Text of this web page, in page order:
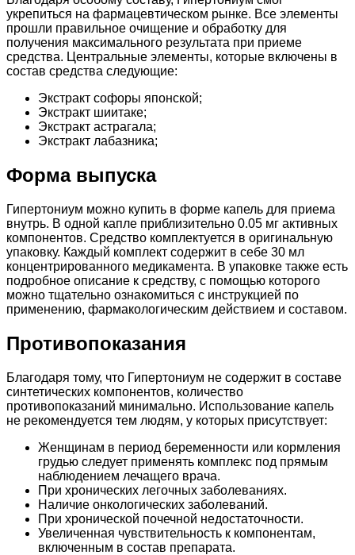
укрепиться на фармацевтическом рынке. Все элементы
прошли правильное очищение и обработку для
получения максимального результата при приеме
средства. Центральные элементы, которые включены в
состав средства следующие:
Экстракт софоры японской;
Экстракт шиитаке;
Экстракт астрагала;
Экстракт лабазника;
Форма выпуска
Гипертониум можно купить в форме капель для приема
внутрь. В одной капле приблизительно 0.05 мг активных
компонентов. Средство комплектуется в оригинальную
упаковку. Каждый комплект содержит в себе 30 мл
концентрированного медикамента. В упаковке также есть
подробное описание к средству, с помощью которого
можно тщательно ознакомиться с инструкцией по
применению, фармакологическим действием и составом.
Противопоказания
Благодаря тому, что Гипертониум не содержит в составе
синтетических компонентов, количество
противопоказаний минимально. Использование капель
не рекомендуется тем людям, у которых присутствует:
Женщинам в период беременности или кормления
грудью следует применять комплекс под прямым
наблюдением лечащего врача.
При хронических легочных заболеваниях.
Наличие онкологических заболеваний.
При хронической почечной недостаточности.
Увеличенная чувствительность к компонентам,
включенным в состав препарата.